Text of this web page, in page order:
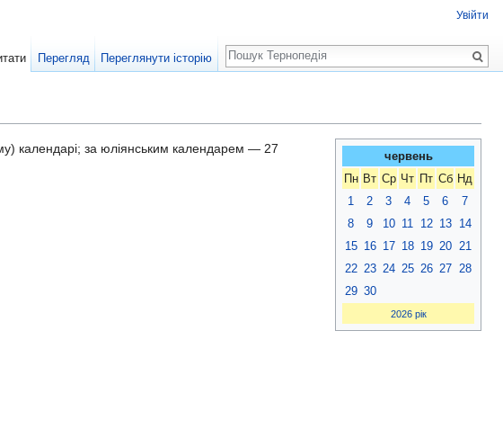
червень
Пн Вт Ср Чт Пт Сб Нд
1
2 3 4 5 6
7
8
9 10 11 12 13
14
15 16 17 18 19 20 21
22 23 24 25 26 27 28
29 30
2026 рік
календарі; за юліянським календарем — 27
Увійти
Перегляд Переглянути історію
Пошук